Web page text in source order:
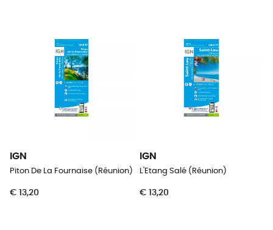
IGN
Piton De La Fournaise (Réunion)
€ 13,20
IGN
L'Etang Salé (Réunion)
€ 13,20